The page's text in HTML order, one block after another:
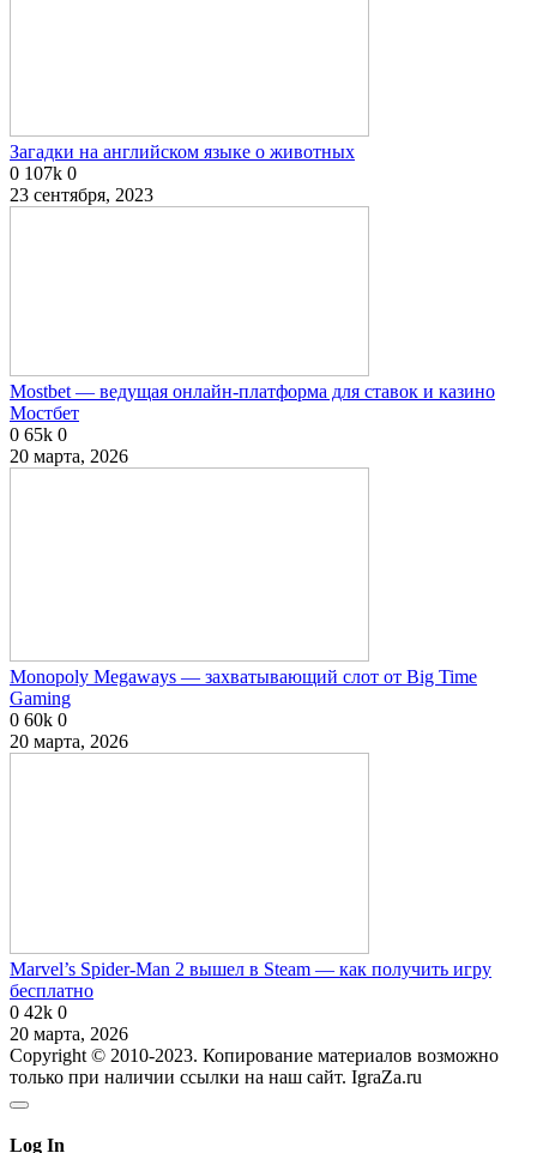
Загадки на английском языке о животных
0 107k 0
23 сентября, 2023
Mostbet — ведущая онлайн-платформа для ставок и казино
Мостбет
0 65k 0
20 марта, 2026
Monopoly Megaways — захватывающий слот от Big Time
Gaming
0 60k 0
20 марта, 2026
Marvel’s Spider-Man 2 вышел в Steam — как получить игру
бесплатно
0 42k 0
20 марта, 2026
Copyright © 2010-2023. Копирование материалов возможно
только при наличии ссылки на наш сайт. IgraZa.ru
Log In